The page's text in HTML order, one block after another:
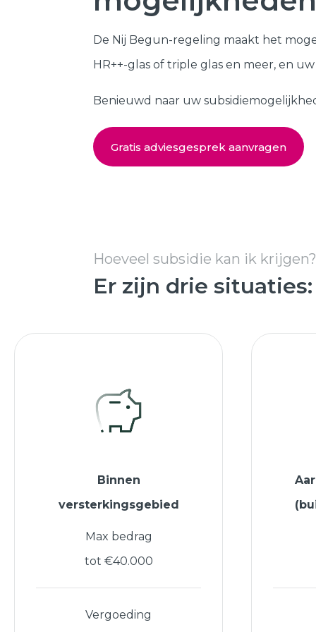
De Nij Begun-regeling maakt het
HR++-glas of triple glas en meer, en
Benieuwd naar uw
Gratis adviesgesprek aanvragen
Hoeveel subsidie kan ik krijgen?
Er zijn drie situaties:
Binnen
versterkingsgebied
Max bedrag
tot €40.000
Vergoeding
Samenstellen
SHOWROOM BEZOEKEN